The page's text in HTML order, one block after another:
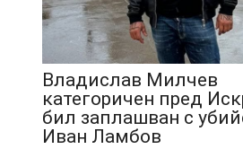
Владислав Милчев
категоричен пред
бил заплашван с
Иван Ламбов